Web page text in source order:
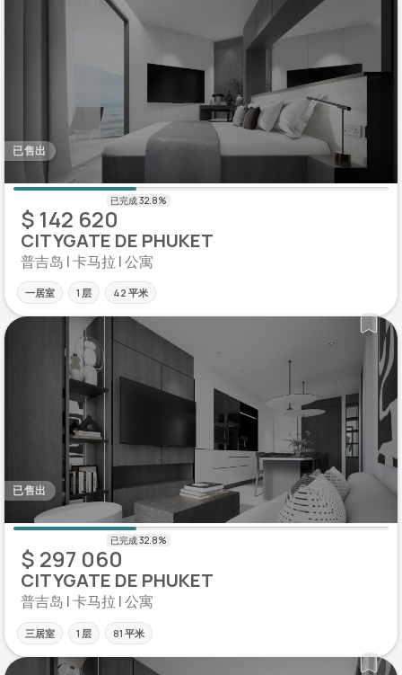
已售出
$ 142 620
CITYGATE DE PHUKET
普吉岛 | 卡马拉 | 公寓
一居室 1 层 42 平米
已售出
$ 297 060
CITYGATE DE PHUKET
普吉岛 | 卡马拉 | 公寓
三居室 1 层 81 平米